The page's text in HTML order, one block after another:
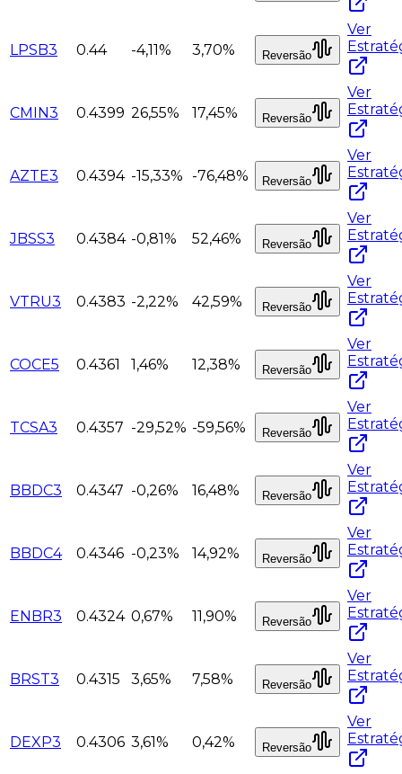
LPSB3 0.44 -4,11% 3,70% Reversão
Ver
CMIN3 0.4399 26,55% 17,45% Reversão
Ver
AZTE3 0.4394 -15,33% -76,48% Reversão
Ver
JBSS3 0.4384 -0,81% 52,46% Reversão
Ver
VTRU3 0.4383 -2,22% 42,59% Reversão
Ver
COCE5 0.4361 1,46% 12,38% Reversão
Ver
TCSA3 0.4357 -29,52% -59,56% Reversão
Ver
BBDC3 0.4347 -0,26% 16,48% Reversão
Ver
BBDC4 0.4346 -0,23% 14,92% Reversão
Ver
ENBR3 0.4324 0,67% 11,90% Reversão
Ver
BRST3 0.4315 3,65% 7,58% Reversão
Ver
DEXP3 0.4306 3,61% 0,42% Reversão
Ver